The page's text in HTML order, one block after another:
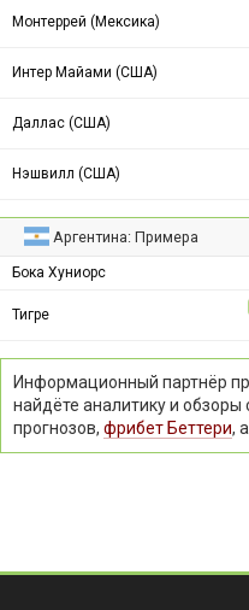
Монтеррей (Мексика)
Интер Майами (США)
Даллас (США)
Нэшвилл (США)
Аргентина: Примера
Бока Хуниорс
Тигре
Информационный партнёр
найдёте аналитику и обзоры
прогнозов, фрибет Беттери,